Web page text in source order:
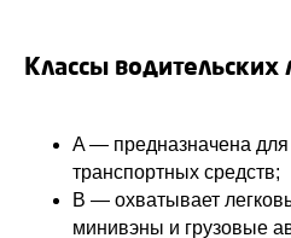
Классы водительских
A — предназначена
транспортных средств;
B — охватывает
минивэны и грузовые